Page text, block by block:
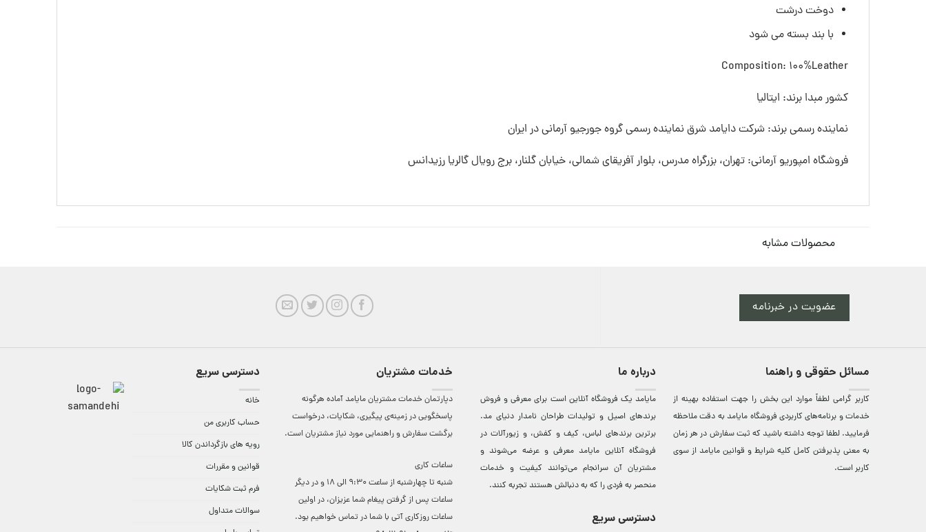
دوخت درشت
با بند بسته می شود
Composition: 100%Leather
کشور مبدا برند: ایتالیا
نماینده رسمی برند: شرکت دایامد شرق نماینده رسمی گروه جورجیو آرمانی در ایران
فروشگاه امپوریو آرمانی: تهران، بزرگراه مدرس، بلوار آفریقای شمالی، خیابان گلنار، برج رویال گالریا رزیدانس
محصولات مشابه
عضویت در خبرنامه
مسائل حقوقی و راهنما
کاربر گرامی لطفاً موارد این بخش را جهت استفاده بهینه از
خدمات و برنامه‌‏های کاربردی فروشگاه مایامد به دقت ملاحظه
فرمایید. لطفا توجه داشته باشید که ثبت سفارش در هر زمان
به معنی پذیرفتن کامل کلیه شرایط و قوانین مایامد از سوی
کاربر است.
درباره ما
مایامد يک فروشگاه آنلاين است برای معرفی و فروش
برندهای اصيل و توليدات طراحان نامدار دنيای مد.
برترين‌ برندهای لباس، کيف و کفش، و زيورآلات در
فروشگاه آنلاين مایامد معرفی و عرضه می‌شوند و
مشتريان آن سرانجام می‌توانند کيفيت و خدمات
منحصر به فردی را که به دنبالش هستند تجربه کنند.
دسترسی سریع
خدمات مشتریان
دپارتمان خدمات مشتریان مایامد آماده هرگونه
پاسخگویی در زمینه‌ی پیگیری، شکایات، درخواست
برگشت سفارش و راهنمایی مورد نیاز مشتریان است.
ساعات کاری
شنبه تا چهارشنبه از ساعت 9:30 الی 18 و در دیگر
ساعات ‌پس از گرفتن پیغام شما عزیزان، در اولین
ساعات روزکاری آتی با شما در تماس خواهیم بود.
دسترسی سریع
خانه
حساب کاربری من
رویه های بازگرداندن کالا
قوانین و مقررات
فرم ثبت شکایات
سوالات متداول